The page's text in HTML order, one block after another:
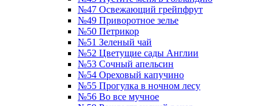
№47 Освежающий грейпфрут
№49 Приворотное зелье
№50 Петрикор
№51 Зеленый чай
№52 Цветущие сады Англии
№53 Сочный апельсин
№54 Ореховый капучино
№55 Прогулка в ночном лесу
№56 Во все мучное